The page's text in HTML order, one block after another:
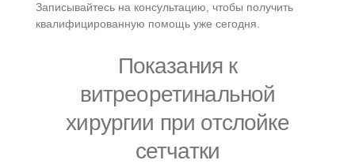
Записывайтесь на консультацию, чтобы получить
квалифицированную помощь уже сегодня.
Показания к
витреоретинальной
хирургии при отслойке
сетчатки